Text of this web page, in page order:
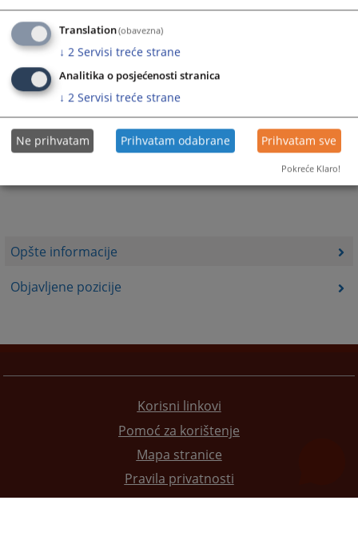
Opšte informacije
Objavljene pozicije
Korisni linkovi
Pomoć za korištenje
Mapa stranice
Pravila privatnosti
Translation(obavezna)
↓ 2 Servisi treće strane
Analitika o posjećenosti stranica
↓ 2 Servisi treće strane
Ne prihvatam Prihvatam odabrane Prihvatam sve
Pokreće Klaro!